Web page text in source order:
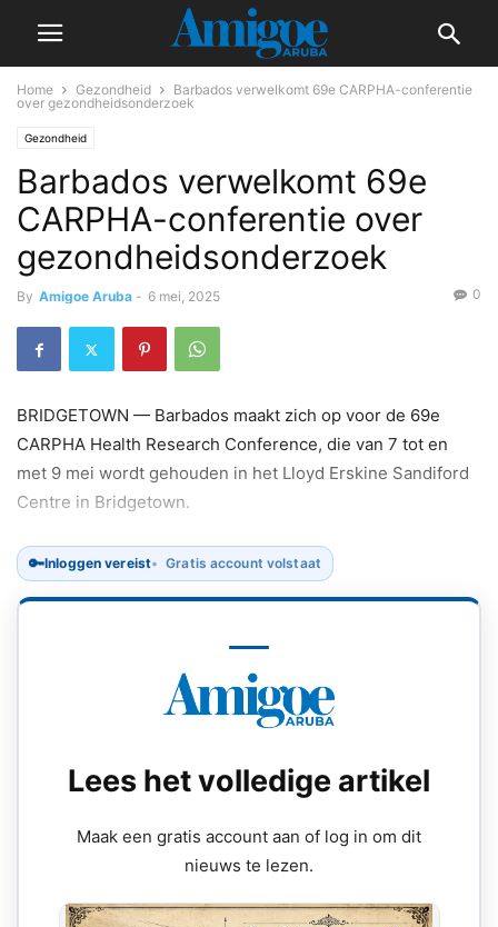
Home Gezondheid
Barbados verwelkomt 69e CARPHA-conferentie
over gezondheidsonderzoek
Gezondheid
Barbados verwelkomt 69e
CARPHA-conferentie over
gezondheidsonderzoek
By Amigoe Aruba - 6 mei, 2025 0
BRIDGETOWN — Barbados maakt zich op voor de 69e
CARPHA Health Research Conference, die van 7 tot en
met 9 mei wordt gehouden in het Lloyd Erskine Sandiford
Centre in Bridgetown.
🔑Inloggen vereist Gratis account volstaat
Lees het volledige artikel
Maak een gratis account aan of log in om dit
nieuws te lezen.